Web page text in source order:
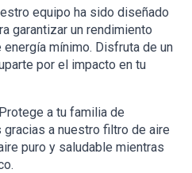
equipo ha sido diseñado
garantizar un rendimiento
mínimo. Disfruta de un
por el impacto en tu
Protege a tu familia de
a nuestro filtro de aire
puro y saludable mientras